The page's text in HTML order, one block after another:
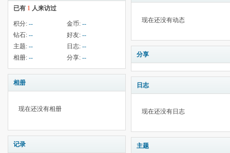
已有 1 人来访过
积分: -- 金币: --
钻石: -- 好友: --
主题: -- 日志: --
相册: -- 分享: --
相册
现在还没有相册
记录
现在还没有动态
分享
日志
现在还没有日志
主题